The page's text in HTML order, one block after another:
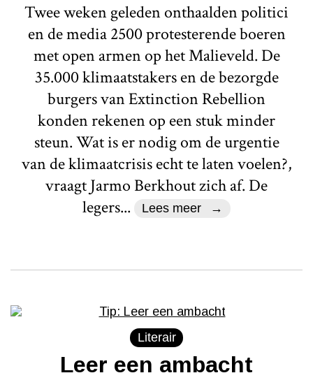
Twee weken geleden onthaalden politici
en de media 2500 protesterende boeren
met open armen op het Malieveld. De
35.000 klimaatstakers en de bezorgde
burgers van Extinction Rebellion
konden rekenen op een stuk minder
steun. Wat is er nodig om de urgentie
van de klimaatcrisis echt te laten voelen?,
vraagt Jarmo Berkhout zich af. De
legers...
Lees meer
Literair
Leer een ambacht